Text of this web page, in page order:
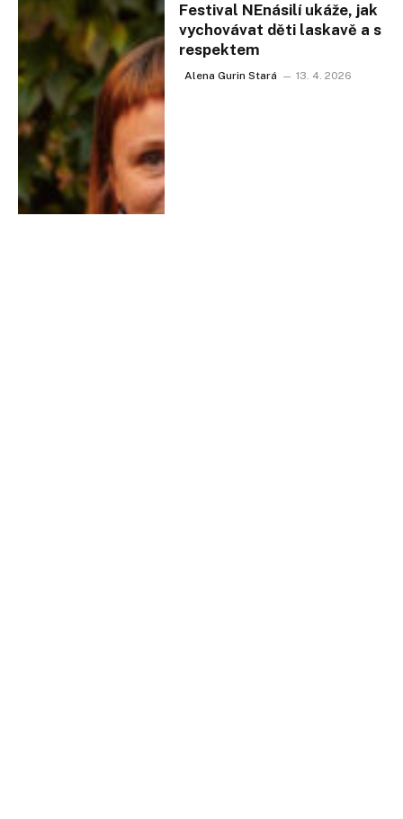
Festival NEnásilí ukáže, jak
vychovávat děti laskavě a s
respektem
Alena Gurin Stará 13. 4. 2026